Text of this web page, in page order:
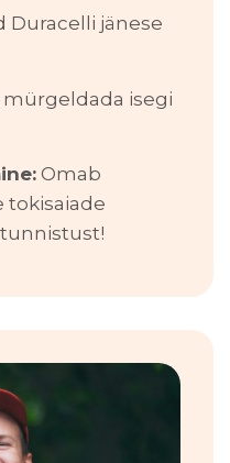
Duracelli jänese
mürgeldada isegi
Omab
tokisaiade